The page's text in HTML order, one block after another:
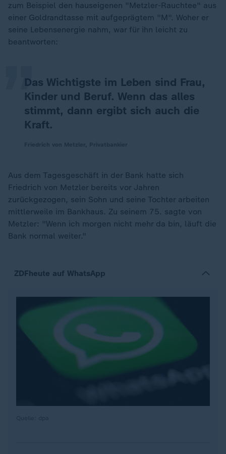
zum Beispiel den hauseigenen "Metzler-Rauchtee" aus
einer Goldrandtasse mit aufgeprägtem "M". Woher er
seine Lebensenergie nahm, war für ihn leicht zu
beantworten:
Das Wichtigste im Leben sind Frau,
Kinder und Beruf. Wenn das alles
stimmt, dann ergibt sich auch die
Kraft.
„
Aus dem Tagesgeschäft in der Bank hatte sich
Friedrich von Metzler bereits vor Jahren
zurückgezogen, sein Sohn und seine Tochter arbeiten
mittlerweile im Bankhaus. Zu seinem 75. sagte von
Metzler: "Wenn ich morgen nicht mehr da bin, läuft die
Bank normal weiter."
ZDFheute auf WhatsApp